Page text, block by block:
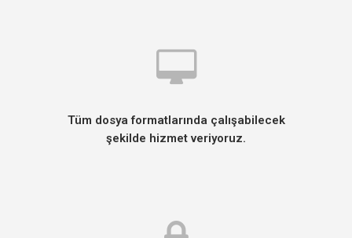
Tüm dosya formatlarında çalışabilecek
şekilde hizmet veriyoruz.